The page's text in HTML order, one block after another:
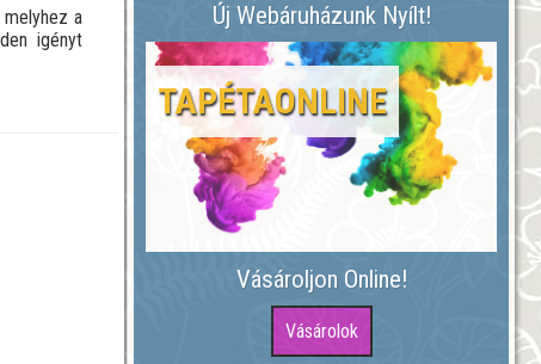
a
igényt
Új Webáruházunk Nyílt!
TAPÉTAONLINE
Vásároljon Online!